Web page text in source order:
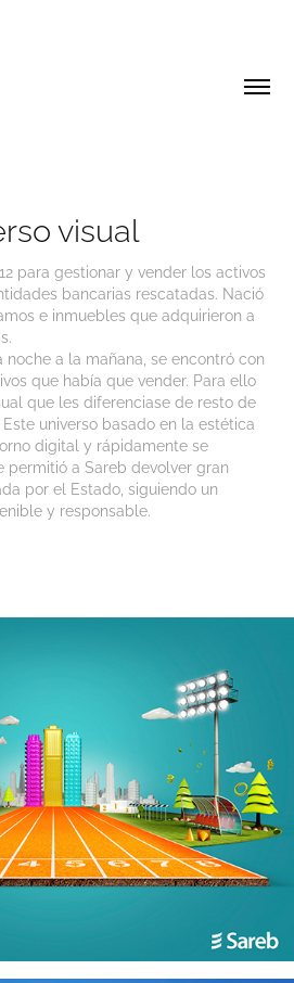
visual
para gestionar y vender los activos
bancarias rescatadas. Nació
e inmuebles que adquirieron a
a la mañana, se encontró con
que había que vender. Para ello
que les diferenciase de resto de
universo basado en la estética
digital y rápidamente se
permitió a Sareb devolver gran
por el Estado, siguiendo un
y responsable.